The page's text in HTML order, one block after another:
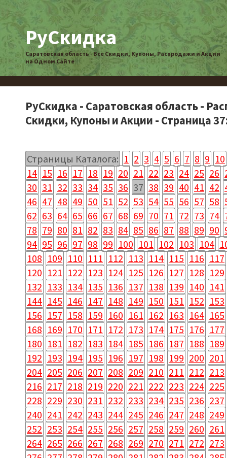
РуСкидка
Саратовская область - Все Скидки, Купоны, Распродажи и Акции
на Одном Сайте
РуСкидка - Саратовская область -
Скидки, Купоны и Акции - Страница
Страницы Каталога: 1 2 3 4 5 6 7 8 9 10
14 15 16 17 18 19 20 21 22 23 24 25 26
30 31 32 33 34 35 36 37 38 39 40 41 42
46 47 48 49 50 51 52 53 54 55 56 57 58
62 63 64 65 66 67 68 69 70 71 72 73 74
78 79 80 81 82 83 84 85 86 87 88 89 90
94 95 96 97 98 99 100 101 102 103 104
108 109 110 111 112 113 114 115 116 117
120 121 122 123 124 125 126 127 128 129
132 133 134 135 136 137 138 139 140 141
144 145 146 147 148 149 150 151 152 153
156 157 158 159 160 161 162 163 164 165
168 169 170 171 172 173 174 175 176 177
180 181 182 183 184 185 186 187 188 189
192 193 194 195 196 197 198 199 200 201
204 205 206 207 208 209 210 211 212 213
216 217 218 219 220 221 222 223 224 225
228 229 230 231 232 233 234 235 236 237
240 241 242 243 244 245 246 247 248 249
252 253 254 255 256 257 258 259 260 261
264 265 266 267 268 269 270 271 272 273